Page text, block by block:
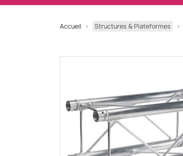
Accueil Structures & Plateformes